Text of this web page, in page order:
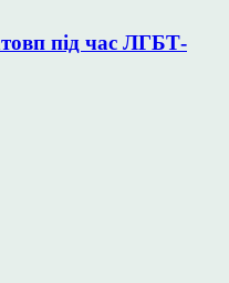
під час ЛГБТ-